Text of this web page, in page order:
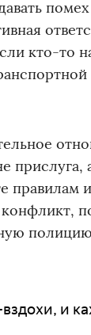
кто-то
прислуга,
и